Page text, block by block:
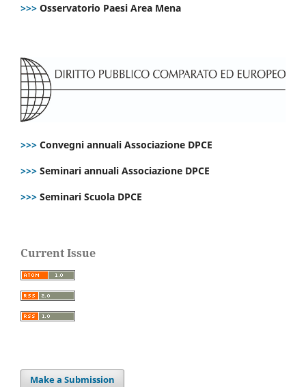
>>> Osservatorio Paesi Area Mena
>>> Convegni annuali Associazione DPCE
>>> Seminari annuali Associazione DPCE
>>> Seminari Scuola DPCE
Current Issue
Make a Submission